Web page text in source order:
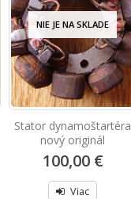
NIE JE NA SKLADE
Stator dynamoštartéra
nový originál
100,00 €
Viac